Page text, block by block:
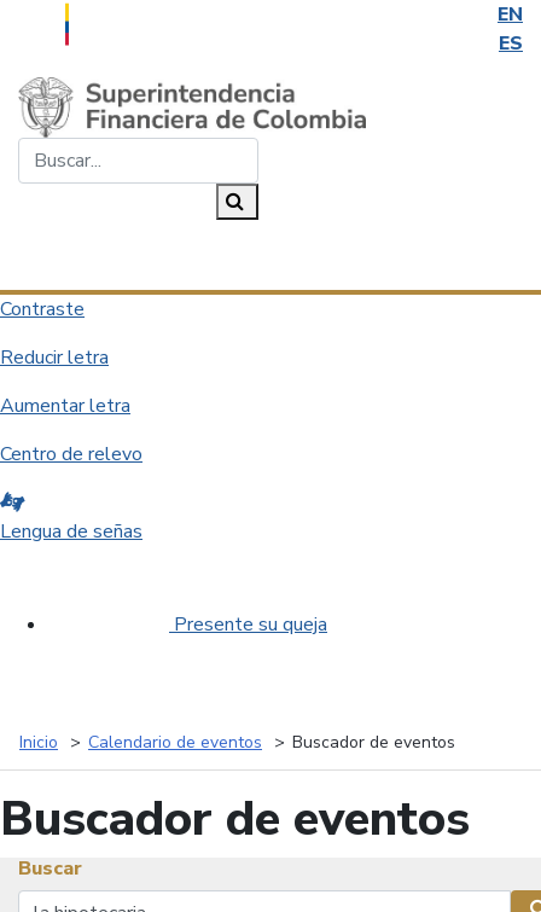
EN
ES
Saltar al contenido principal
Contraste
Reducir letra
Aumentar letra
Centro de relevo
Lengua de señas
Presente su queja
Inicio Calendario de eventos Buscador de eventos
Buscador de eventos
Buscar
Buscar